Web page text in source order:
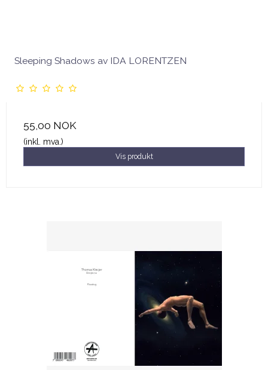
Sleeping Shadows av IDA LORENTZEN
55,00 NOK
(inkl. mva.)
Vis produkt